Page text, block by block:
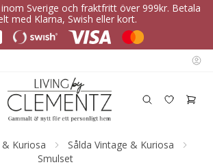
Sverige och fraktfritt över 999kr. Betala
med Klarna, Swish eller kort.
Kuriosa
Sålda Vintage & Kuriosa
Smulset